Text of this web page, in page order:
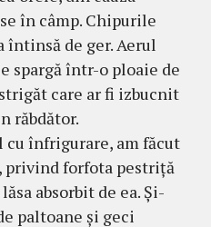
în câmp. Chipurile
întinsă de ger. Aerul
spargă într-o ploaie de
care ar fi izbucnit
răbdător.
cu înfrigurare, am făcut
privind forfota pestriţă
absorbit de ea. Şi-
paltoane şi geci